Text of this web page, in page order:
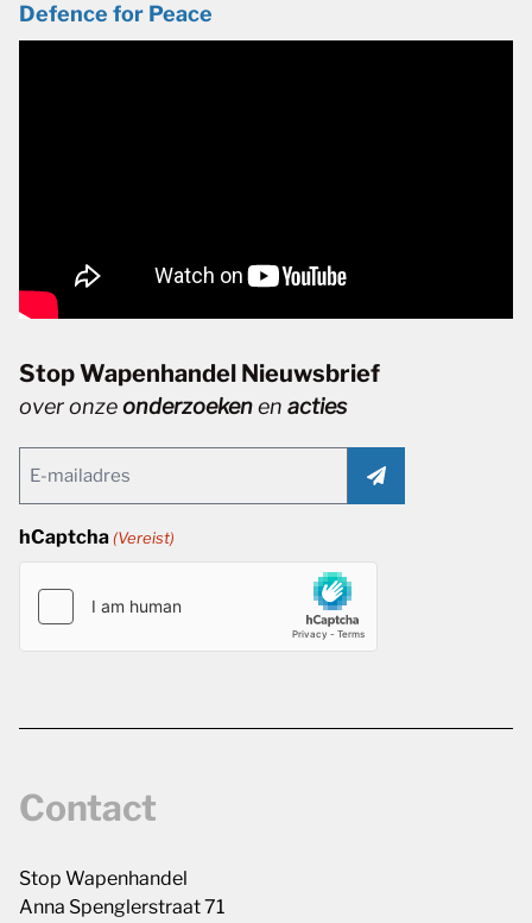
Defence for Peace
Stop Wapenhandel Nieuwsbrief
over onzeonderzoekenen acties
(Vereist)
hCaptcha (Vereist)
Contact
Stop Wapenhandel
Anna Spenglerstraat 71